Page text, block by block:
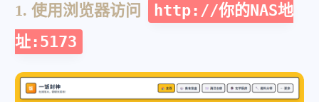
1. 使用浏览器访问
http://你的NAS地
址:5173